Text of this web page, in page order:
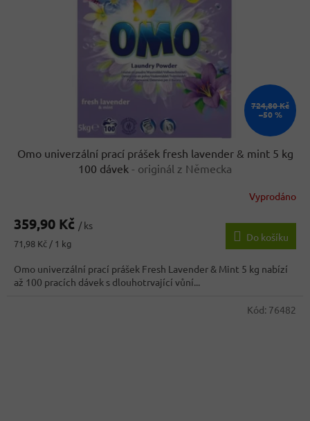
724,80 Kč
–50 %
Omo univerzální prací prášek fresh lavender & mint 5 kg
100 dávek - originál z Německa
produktu
3,5
z
5
hvězdiček.
Vyprodáno
359,90 Kč / ks
Měrná
71,98 Kč / 1 kg
Do košíku
Omo univerzální prací prášek Fresh Lavender & Mint 5 kg nabízí
až 100 pracích dávek s dlouhotrvající vůní...
Kód: 76482